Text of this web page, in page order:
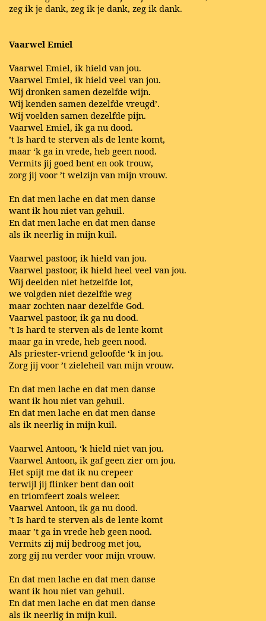
zeg ik je dank, zeg ik je dank, zeg ik dank.
Vaarwel Emiel
Vaarwel Emiel, ik hield van jou.
Vaarwel Emiel, ik hield veel van jou.
Wij dronken samen dezelfde wijn.
Wij kenden samen dezelfde vreugd’.
Wij voelden samen dezelfde pijn.
Vaarwel Emiel, ik ga nu dood.
’t Is hard te sterven als de lente komt,
maar ‘k ga in vrede, heb geen nood.
Vermits jij goed bent en ook trouw,
zorg jij voor ’t welzijn van mijn vrouw.
En dat men lache en dat men danse
want ik hou niet van gehuil.
En dat men lache en dat men danse
als ik neerlig in mijn kuil.
Vaarwel pastoor, ik hield van jou.
Vaarwel pastoor, ik hield heel veel van jou.
Wij deelden niet hetzelfde lot,
we volgden niet dezelfde weg
maar zochten naar dezelfde God.
Vaarwel pastoor, ik ga nu dood.
’t Is hard te sterven als de lente komt
maar ga in vrede, heb geen nood.
Als priester-vriend geloofde ‘k in jou.
Zorg jij voor ’t zieleheil van mijn vrouw.
En dat men lache en dat men danse
want ik hou niet van gehuil.
En dat men lache en dat men danse
als ik neerlig in mijn kuil.
Vaarwel Antoon, ‘k hield niet van jou.
Vaarwel Antoon, ik gaf geen zier om jou.
Het spijt me dat ik nu crepeer
terwijl jij flinker bent dan ooit
en triomfeert zoals weleer.
Vaarwel Antoon, ik ga nu dood.
’t Is hard te sterven als de lente komt
maar ’t ga in vrede heb geen nood.
Vermits zij mij bedroog met jou,
zorg gij nu verder voor mijn vrouw.
En dat men lache en dat men danse
want ik hou niet van gehuil.
En dat men lache en dat men danse
als ik neerlig in mijn kuil.